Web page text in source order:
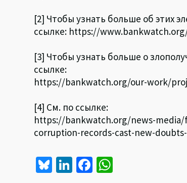
[2] Чтобы узнать больше об этих
ссылке: https://
[3] Чтобы узнать больше о
ссылке:
https://bankwatch.org/our-work/
[4] См. по ссылке:
https://bankwatch.org/news-
corruption-records-cast-new-
Bl Li Fa